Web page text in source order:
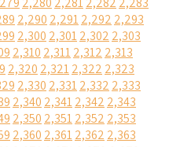
2,290 2,2912,292 2,293
2,300 2,3012,302 2,303
2,310 2,3112,312 2,313
2,320 2,3212,322 2,323
2,330 2,3312,332 2,333
2,340 2,3412,342 2,343
2,350 2,3512,352 2,353
2,360 2,3612,362 2,363